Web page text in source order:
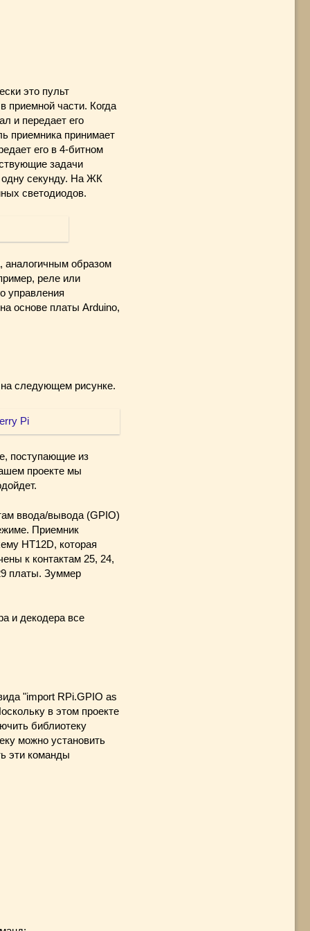
это пульт
приемной части. Когда
и передает его
приемника принимает
его в 4-битном
задачи
одну секунду. На ЖК
светодиодов.
аналогичным образом
реле или
управления
основе платы Arduino,
следующем рисунке.
поступающие из
проекте мы
ввода/вывода (GPIO)
Приемник
HT12D, которая
к контактам 25, 24,
платы. Зуммер
и декодера все
"import RPi.GPIO as
в этом проекте
библиотеку
можно установить
эти команды